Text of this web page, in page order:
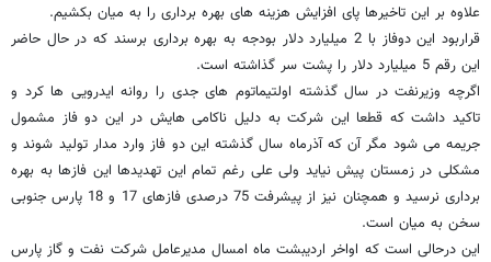
علاوه بر این تاخیرها پای افزایش هزینه های بهره برداری را به میان بکشیم.
قراربود این دوفاز با 2 میلیارد دلار بودجه به بهره برداری برسند که در حال حاضر
این رقم 5 میلیارد دلار را پشت سر گذاشته است.
اگرچه وزیرنفت در سال گذشته اولتیماتوم های جدی را روانه ایدرویی ها کرد و
تاکید داشت که قطعا این شرکت به دلیل ناکامی هایش در این دو فاز مشمول
جریمه می شود مگر آن که آذرماه سال گذشته این دو فاز وارد مدار تولید شوند و
مشکلی در زمستان پیش نیاید ولی علی رغم تمام این تهدیدها این فازها به بهره
برداری نرسید و همچنان نیز از پیشرفت 75 درصدی فازهای 17 و 18 پارس جنوبی
سخن به میان است.
این درحالی است که اواخر اردیبشت ماه امسال مدیرعامل شرکت نفت و گاز پارس